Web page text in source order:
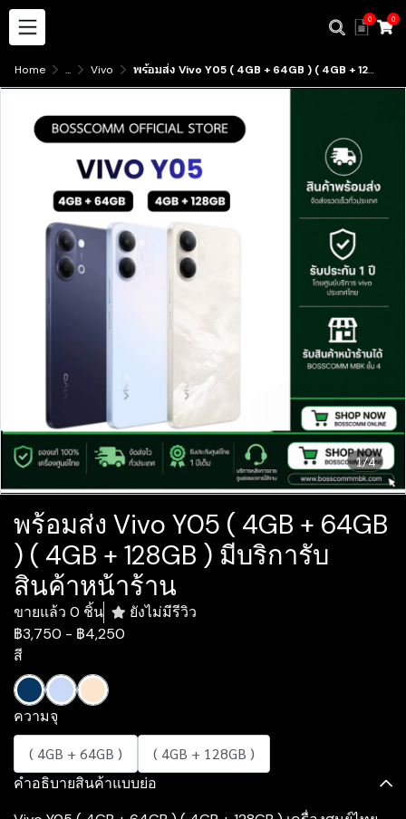
0 0
Home ... Vivo พร้อมส่ง Vivo Y05 ( 4GB + 64GB ) ( 4GB + 128GB ) มีบริการับสินค้าหน้าร้าน
1/4
พร้อมส่ง Vivo Y05 ( 4GB + 64GB
) ( 4GB + 128GB ) มีบริการับ
สินค้าหน้าร้าน
ขายแล้ว 0 ชิ้น
ยังไม่มีรีวิว
฿3,750 - ฿4,250
สี
ความจุ
( 4GB + 64GB )
( 4GB + 128GB )
คำอธิบายสินค้าแบบย่อ